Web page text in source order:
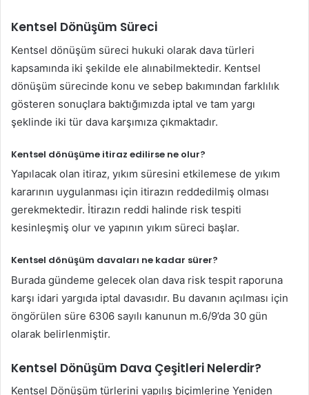
Kentsel Dönüşüm Süreci
Kentsel dönüşüm süreci hukuki olarak dava türleri
kapsamında iki şekilde ele alınabilmektedir. Kentsel
dönüşüm sürecinde konu ve sebep bakımından farklılık
gösteren sonuçlara baktığımızda iptal ve tam yargı
şeklinde iki tür dava karşımıza çıkmaktadır.
Kentsel dönüşüme itiraz edilirse ne olur?
Yapılacak olan itiraz, yıkım süresini etkilemese de yıkım
kararının uygulanması için itirazın reddedilmiş olması
gerekmektedir. İtirazın reddi halinde risk tespiti
kesinleşmiş olur ve yapının yıkım süreci başlar.
Kentsel dönüşüm davaları ne kadar sürer?
Burada gündeme gelecek olan dava risk tespit raporuna
karşı idari yargıda iptal davasıdır. Bu davanın açılması için
öngörülen süre 6306 sayılı kanunun m.6/9’da 30 gün
olarak belirlenmiştir.
Kentsel Dönüşüm Dava Çeşitleri Nelerdir?
Kentsel Dönüşüm türlerini yapılış biçimlerine Yeniden